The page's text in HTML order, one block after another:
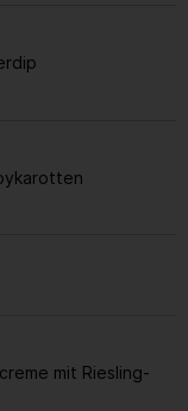
mit Riesling-